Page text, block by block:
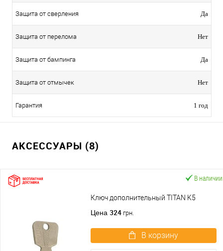
Защита от сверления Да
Защита от перелома Нет
Защита от бампинга Да
Защита от отмычек Нет
Гарантия 1 год
АКСЕССУАРЫ (8)
В наличии
Ключ дополнительный TITAN K5
Цена 324 грн.
В корзину